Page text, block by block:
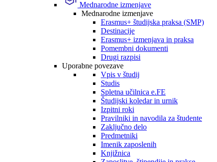
Mednarodne izmenjave
Mednarodne izmenjave
Erasmus+ študijska praksa (SMP)
Destinacije
Erasmus+ izmenjava in praksa
Pomembni dokumenti
Drugi razpisi
Uporabne povezave
Vpis v študij
Studis
Spletna učilnica e.FE
Študijski koledar in urnik
Izpitni roki
Pravilniki in navodila za študente
Zaključno delo
Predmetniki
Imenik zaposlenih
Knjižnica